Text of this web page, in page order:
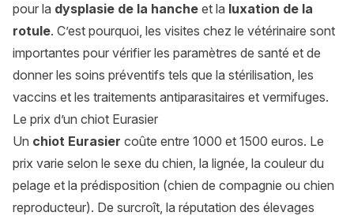
pour la dysplasie de la hanche et la luxation de la
rotule. C’est pourquoi, les visites chez le vétérinaire sont
importantes pour vérifier les paramètres de santé et de
donner les soins préventifs tels que la stérilisation, les
vaccins et les traitements antiparasitaires et vermifuges.
Le prix d’un chiot Eurasier
Un chiot Eurasier coûte entre 1000 et 1500 euros. Le
prix varie selon le sexe du chien, la lignée, la couleur du
pelage et la prédisposition (chien de compagnie ou chien
reproducteur). De surcroît, la réputation des élevages